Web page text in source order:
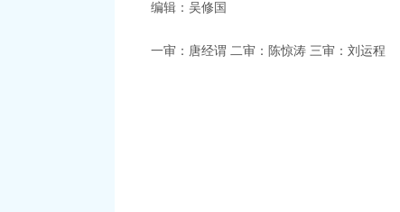
编辑：吴修国
一审：唐经谓 二审：陈惊涛 三审：刘运程